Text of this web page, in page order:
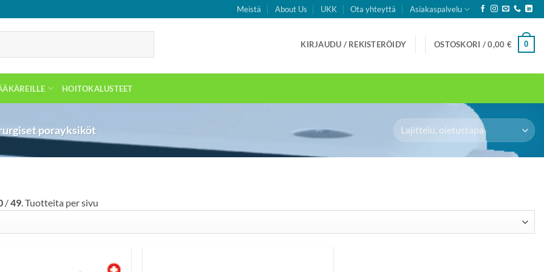
Meistä About Us UKK Ota yhteyttä Asiakaspalvelu
KIRJAUDU / REKISTERÖIDY OSTOSKORI /0,00 € 0
HOITOKALUSTEET
porayksiköt
/49. Tuotteita per sivu